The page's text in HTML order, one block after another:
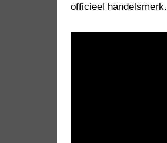
officieel handelsmerk.